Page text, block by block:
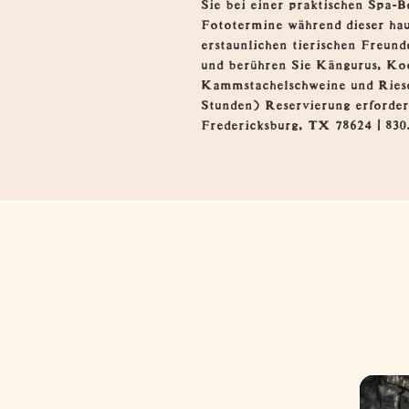
Fototermine während dieser
erstaunlichen tierischen
und berühren Sie Kängurus,
Kammstachelschweine und
Stunden) Reservierung
Fredericksburg, TX 78624 |